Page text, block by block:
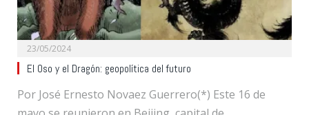
23/05/2024
El Oso y el Dragón: geopolítica del futuro
Por José Ernesto Novaez Guerrero(*) Este 16 de